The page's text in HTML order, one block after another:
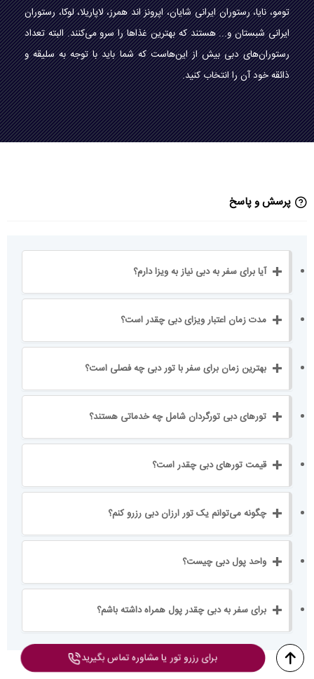
تومو، نایا، رستوران ایرانی شایان، اپرونز اند همرز، لاپاریلا، لوکا، رستوران
ایرانی شبستان و... هستند که بهترین غذاها را سرو می‌کنند. البته تعداد
رستوران‌های دبی بیش از این‌هاست که شما باید با توجه به سلیقه و
ذائقه خود آن را انتخاب کنید.
پرسش و پاسخ
آیا برای سفر به دبی نیاز به ویزا دارم؟
مدت زمان اعتبار ویزای دبی چقدر است؟
بهترین زمان برای سفر با تور دبی چه فصلی است؟
تورهای دبی تورگردان شامل چه خدماتی هستند؟
قیمت تورهای دبی چقدر است؟
چگونه می‌توانم یک تور ارزان دبی رزرو کنم؟
واحد پول دبی چیست؟
برای سفر به دبی چقدر پول همراه داشته باشم؟
برای رزرو تور یا مشاوره تماس بگیرید